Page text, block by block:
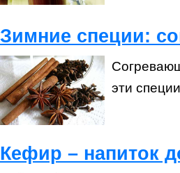
Зимние специи:
эти
Кефир – напиток